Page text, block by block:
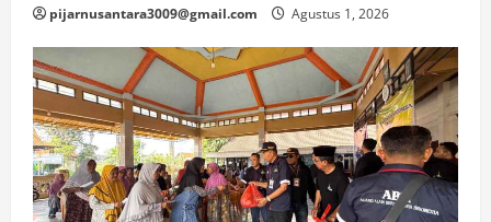
pijarnusantara3009@gmail.com Agustus 1, 2026